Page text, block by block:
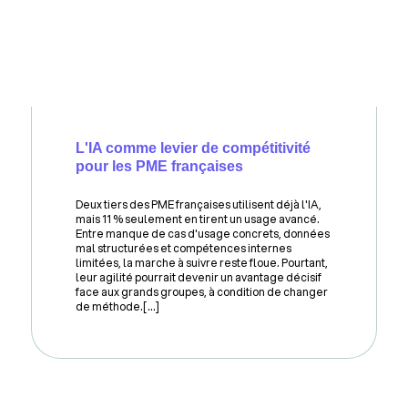
L'IA comme levier de compétitivité
pour les PME françaises
Deux tiers des PME françaises utilisent déjà l'IA,
mais 11 % seulement en tirent un usage avancé.
Entre manque de cas d'usage concrets, données
mal structurées et compétences internes
limitées, la marche à suivre reste floue. Pourtant,
leur agilité pourrait devenir un avantage décisif
face aux grands groupes, à condition de changer
de méthode.[...]